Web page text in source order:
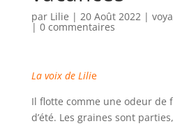
par Lilie | 20 Août 2022|
| 0 commentaires
La voix de Lilie
Il flotte comme une odeur de
d’été. Les graines sont